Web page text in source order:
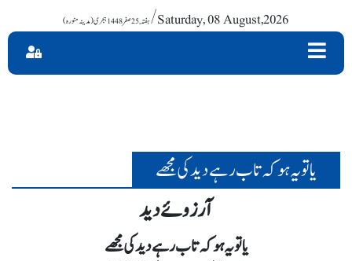
/ Saturday, 08 August,2026
یا تو یہ ہو کہ تاب رہے دید کی مجھے
آرزوئے دید
یا تو یہ ہو کہ تاب رہے دید کی مجھے